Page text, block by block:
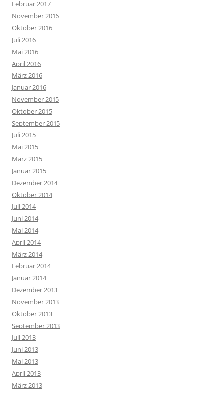
Februar 2017
November 2016
Oktober 2016
Juli 2016
Mai 2016
April 2016
März 2016
Januar 2016
November 2015
Oktober 2015
September 2015
Juli 2015
Mai 2015
März 2015
Januar 2015
Dezember 2014
Oktober 2014
Juli 2014
Juni 2014
Mai 2014
April 2014
März 2014
Februar 2014
Januar 2014
Dezember 2013
November 2013
Oktober 2013
September 2013
Juli 2013
Juni 2013
Mai 2013
April 2013
März 2013